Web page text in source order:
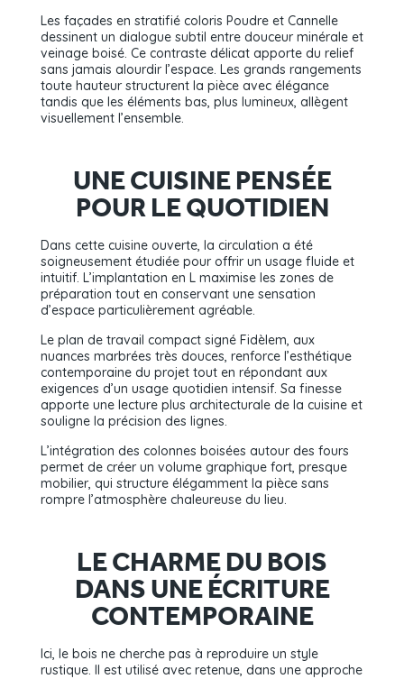
Les façades en stratifié coloris Poudre et Cannelle
dessinent un dialogue subtil entre douceur minérale et
veinage boisé. Ce contraste délicat apporte du relief
sans jamais alourdir l’espace. Les grands rangements
toute hauteur structurent la pièce avec élégance
tandis que les éléments bas, plus lumineux, allègent
visuellement l’ensemble.
UNE CUISINE PENSÉE
POUR LE QUOTIDIEN
Dans cette cuisine ouverte, la circulation a été
soigneusement étudiée pour offrir un usage fluide et
intuitif. L’implantation en L maximise les zones de
préparation tout en conservant une sensation
d’espace particulièrement agréable.
Le plan de travail compact signé Fidèlem, aux
nuances marbrées très douces, renforce l’esthétique
contemporaine du projet tout en répondant aux
exigences d’un usage quotidien intensif. Sa finesse
apporte une lecture plus architecturale de la cuisine et
souligne la précision des lignes.
L’intégration des colonnes boisées autour des fours
permet de créer un volume graphique fort, presque
mobilier, qui structure élégamment la pièce sans
rompre l’atmosphère chaleureuse du lieu.
LE CHARME DU BOIS
DANS UNE ÉCRITURE
CONTEMPORAINE
Ici, le bois ne cherche pas à reproduire un style
rustique. Il est utilisé avec retenue, dans une approche